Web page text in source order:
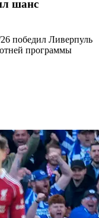
шанс
победил Ливерпуль
программы